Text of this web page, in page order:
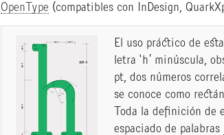
OpenType (compatibles con InDesign,
El uso práctico de
letra ‘h’ minúscula,
pt, dos números
se conoce como
Toda la definición de
espaciado de palabras